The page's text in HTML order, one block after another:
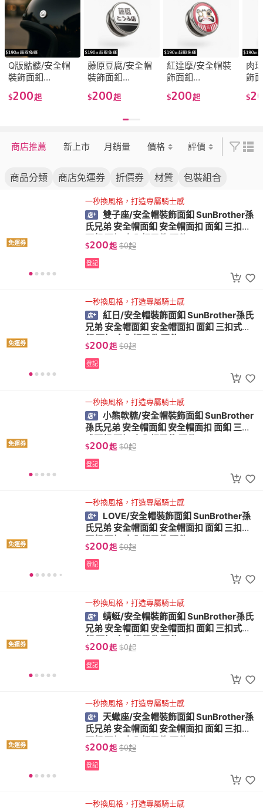
Q版骷髏/安全帽
裝飾面釦
SunBrother孫氏
兄弟 安全帽面釦
$200起
藤原豆腐/安全帽
裝飾面釦
SunBrother孫氏
兄弟 安全帽面釦
$200起
紅達摩/安全帽裝
飾面釦
SunBrother孫氏
兄弟 安全帽面釦
安全帽零件 配件
$200起
肉
飾
兄
$
商店推薦 新上市 月銷量 價格 評價
商品分類 商店免運券 折價券 材質 包裝組合
免運券
一秒換風格，打造專屬騎士感
雙子座/安全帽裝飾面釦 SunBrother孫
氏兄弟 安全帽面釦 安全帽面扣 面釦 三扣式
面釦 面扣 安全帽零件 配件
$200起 $0起
登記
免運券
一秒換風格，打造專屬騎士感
紅日/安全帽裝飾面釦 SunBrother孫氏
兄弟 安全帽面釦 安全帽面扣 面釦 三扣式面
釦 面扣 安全帽零件 配件
$200起 $0起
登記
免運券
一秒換風格，打造專屬騎士感
小熊軟糖/安全帽裝飾面釦 SunBrother
孫氏兄弟 安全帽面釦 安全帽面扣 面釦 三扣
式面釦 面扣 安全帽零件 配件
$200起 $0起
登記
免運券
一秒換風格，打造專屬騎士感
LOVE/安全帽裝飾面釦 SunBrother孫
氏兄弟 安全帽面釦 安全帽面扣 面釦 三扣式
面釦 面扣 安全帽零件 配件
$200起 $0起
登記
免運券
一秒換風格，打造專屬騎士感
蜻蜓/安全帽裝飾面釦 SunBrother孫氏
兄弟 安全帽面釦 安全帽面扣 面釦 三扣式面
釦 面扣 安全帽零件 配件
$200起 $0起
登記
免運券
一秒換風格，打造專屬騎士感
天蠍座/安全帽裝飾面釦 SunBrother孫
氏兄弟 安全帽面釦 安全帽面扣 面釦 三扣式
面釦 面扣 安全帽零件 配件
$200起 $0起
登記
一秒換風格，打造專屬騎士感